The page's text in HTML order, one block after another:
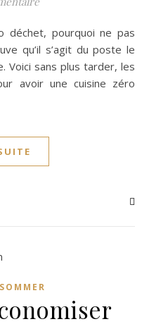
qu’il s’agit du poste le
Voici sans plus tarder, les
avoir une cuisine zéro